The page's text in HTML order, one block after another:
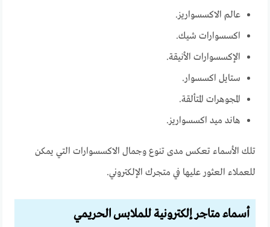
عالم الاكسسواريز.
اكسسوارات شيك.
الإكسسوارات الأنيقة.
ستايل اكسسوار.
المجوهرات المتألقة.
هاند ميد اكسسواريز.
تلك الأسماء تعكس مدى تنوع وجمال الاكسسوارات التي يمكن
للعملاء العثور عليها في متجرك الإلكتروني.
أسماء متاجر إلكترونية للملابس الحريمي